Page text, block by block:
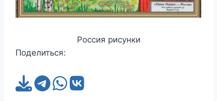
Россия рисунки
Поделиться: